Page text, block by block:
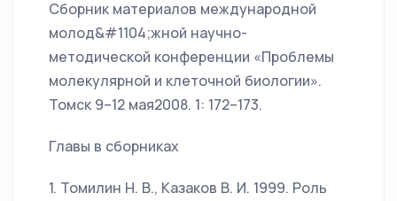
Сборник материалов международной
молод&#1104;жной научно-
методической конференции «Проблемы
молекулярной и клеточной биологии».
Томск 9–12 мая2008. 1: 172–173.
Главы в сборниках
1. Томилин Н. В., Казаков В. И. 1999. Роль